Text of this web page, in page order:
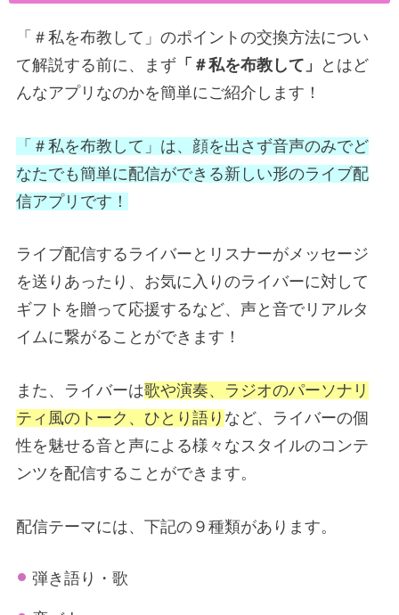
「＃私を布教して」のポイントの交換方法につい
て解説する前に、まず 「＃私を布教して」
とはど
んなアプリなのかを簡単にご紹介します！
「＃私を布教して」は、顔を出さず音声のみでど
なたでも簡単に配信ができる新しい形のライブ配
信アプリです！
ライブ配信するライバーとリスナーがメッセージ
を送りあったり、お気に入りのライバーに対して
ギフトを贈って応援するなど、声と音でリアルタ
イムに繋がることができます！
また、ライバーは歌や演奏、ラジオのパーソナリ
ティ風のトーク、ひとり語り など、ライバーの個
性を魅せる音と声による様々なスタイルのコンテ
ンツを配信することができます。
配信テーマには、下記の９種類があります。
弾き語り・歌